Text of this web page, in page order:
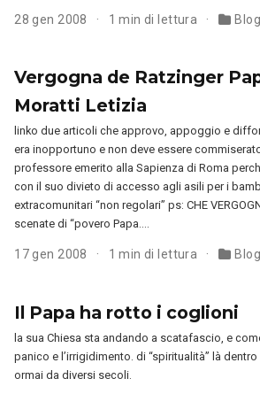
28 gen 2008 1 min di lettura Blog
Vergogna de Ratzinger
Moratti Letizia
linko due articoli che approvo, appoggio e
era inopportuno e non deve essere
professore emerito alla Sapienza di Roma
con il suo divieto di accesso agli asili per i
extracomunitari “non regolari” ps: CHE
scenate di “povero Papa….
17 gen 2008 1 min di lettura Blog
Il Papa ha rotto i coglioni
la sua Chiesa sta andando a scatafascio, e
panico e l’irrigidimento. di “spiritualità” là dentro
ormai da diversi secoli.